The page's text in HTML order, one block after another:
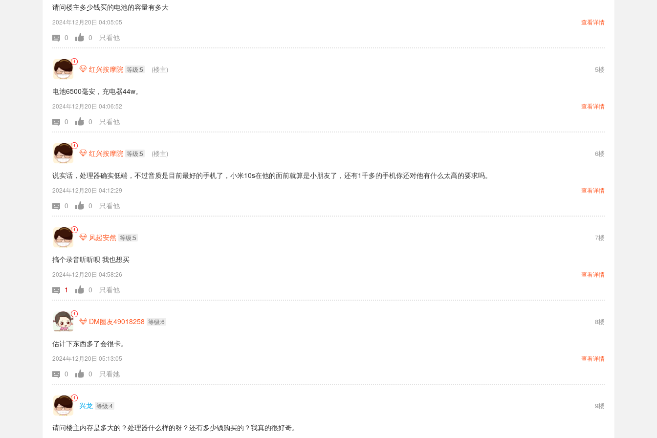
请问楼主多少钱买的电池的容量有多大
2024年12月20日 04:05:05 查看详情
0 0 只看他
 红兴按摩院 等级:5 (楼主) 5楼
电池6500毫安，充电器44w。
2024年12月20日 04:06:52 查看详情
0 0 只看他
 红兴按摩院 等级:5 (楼主) 6楼
说实话，处理器确实低端，不过音质是目前最好的手机了，小米10s在他的面前就算是小朋友了，还有1千多的手机你还对他有什么太高的要求吗。
2024年12月20日 04:12:29 查看详情
0 0 只看他
 风起安然 等级:5 7楼
搞个录音听听呗 我也想买
2024年12月20日 04:58:26 查看详情
1 0 只看他
 DM圈友49018258 等级:6 8楼
估计下东西多了会很卡。
2024年12月20日 05:13:05 查看详情
0 0 只看她
兴龙 等级:4 9楼
请问楼主内存是多大的？处理器什么样的呀？还有多少钱购买的？我真的很好奇。